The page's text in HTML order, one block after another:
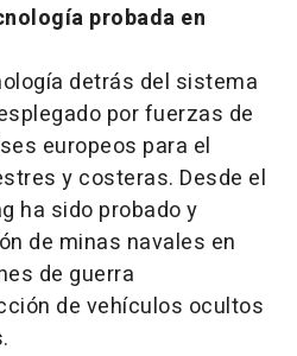
probada en
detrás del sistema
por fuerzas de
europeos para el
y costeras. Desde el
ha sido probado y
de minas navales en
de guerra
de vehículos ocultos